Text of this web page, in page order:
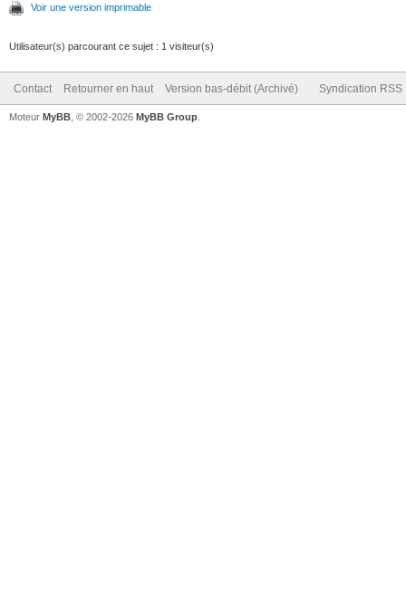
Voir une version imprimable
Utilisateur(s) parcourant ce sujet : 1 visiteur(s)
Contact Retourner en haut Version bas-débit (Archivé) Syndication RSS
Moteur MyBB , © 2002-2026 MyBB Group